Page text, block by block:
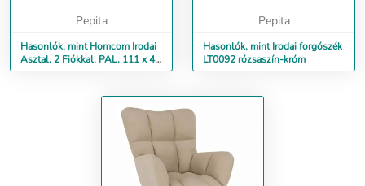
Pepita
Hasonlók, mint Homcom Irodai
Asztal, 2 Fiókkal, PAL, 111 x 48
x 75,8 cm, Fehér
Pepita
Hasonlók, mint Irodai forgószék
LT0092 rózsaszín-króm